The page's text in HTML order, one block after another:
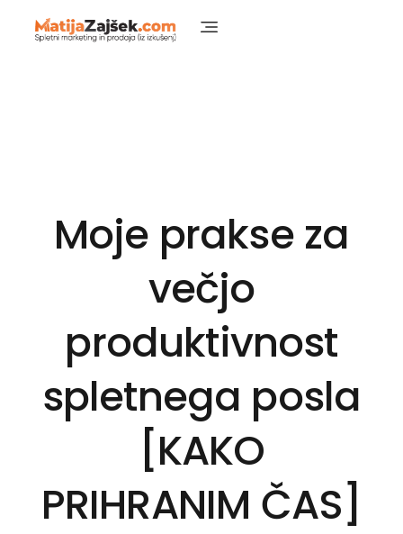
Moje prakse za
večjo
produktivnost
spletnega posla
[KAKO
PRIHRANIM ČAS]